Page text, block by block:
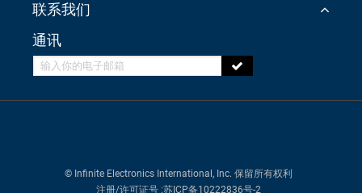
联系我们
通讯
© Infinite Electronics International, Inc. 保留所有权利
注册/许可证号 :苏ICP备10222836号-2